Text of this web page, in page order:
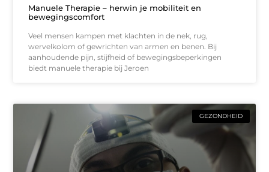
Manuele Therapie – herwin je mobiliteit en
bewegingscomfort
Veel mensen kampen met klachten in de nek, rug,
wervelkolom of gewrichten van armen en benen. Bij
aanhoudende pijn, stijfheid of bewegingsbeperkingen
biedt manuele therapie bij Jeroen
GEZONDHEID